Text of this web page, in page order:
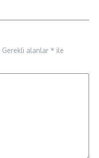
Gerekli alanlar * ile